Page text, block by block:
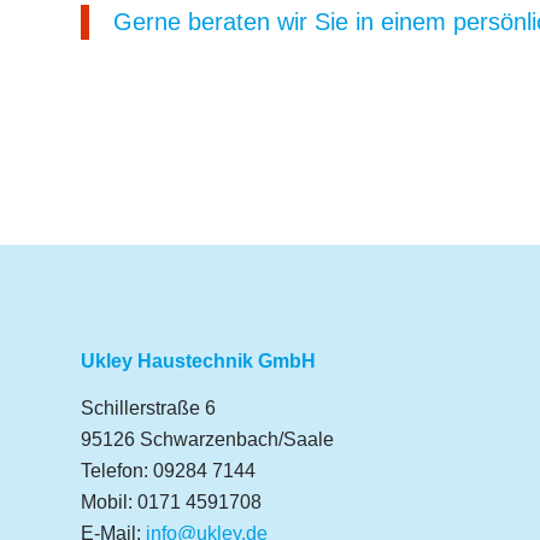
Gerne beraten wir Sie in einem
Ukley Haustechnik GmbH
Schillerstraße 6
95126 Schwarzenbach/Saale
Telefon: 09284 7144
Mobil: 0171 4591708
E-Mail: info@ukley.de